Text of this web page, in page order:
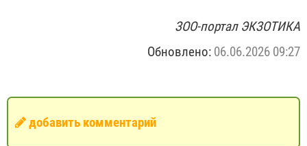
ЗОО-портал ЭКЗОТИКА
Обновлено: 06.06.2026 09:27
добавить комментарий